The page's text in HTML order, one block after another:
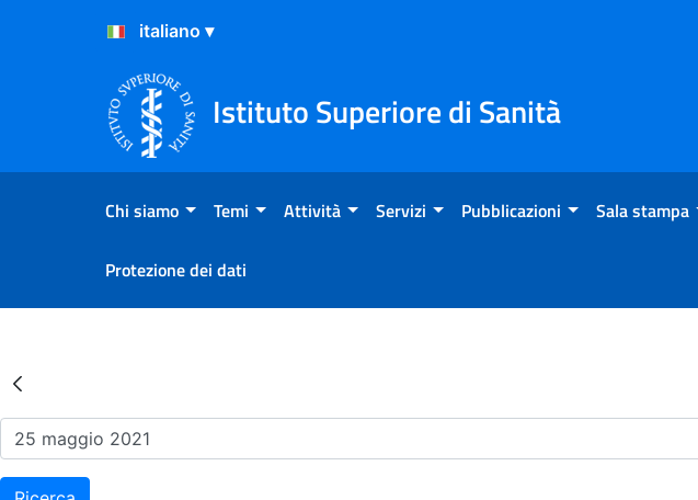
Salta al Contenuto
Salta al Footer
Istituto Superiore di Sanità
Chi siamo Temi Attività Servizi Pubblicazioni Sala stampa
Protezione dei dati
Risultati della Ricerca - Eventi